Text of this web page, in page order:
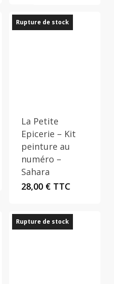
Rupture de stock
La Petite
Epicerie – Kit
peinture au
numéro –
Sahara
28,00 € TTC
Rupture de stock